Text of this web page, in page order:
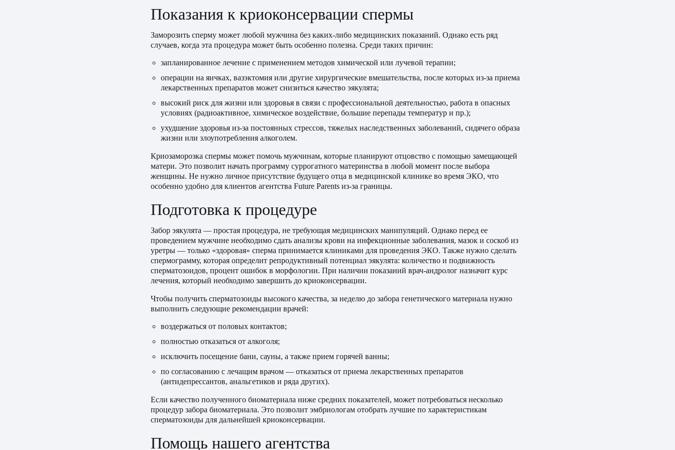
Показания к криоконсервации спермы
Заморозить сперму может любой мужчина без каких-либо медицинских показаний. Однако есть ряд
случаев, когда эта процедура может быть особенно полезна. Среди таких причин:
запланированное лечение с применением методов химической или лучевой терапии;
операции на яичках, вазэктомия или другие хирургические вмешательства, после которых из-за приема
лекарственных препаратов может снизиться качество эякулята;
высокий риск для жизни или здоровья в связи с профессиональной деятельностью, работа в опасных
условиях (радиоактивное, химическое воздействие, большие перепады температур и пр.);
ухудшение здоровья из-за постоянных стрессов, тяжелых наследственных заболеваний, сидячего образа
жизни или злоупотребления алкоголем.
Криозаморозка спермы может помочь мужчинам, которые планируют отцовство с помощью замещающей
матери. Это позволит начать программу суррогатного материнства в любой момент после выбора
женщины. Не нужно личное присутствие будущего отца в медицинской клинике во время ЭКО, что
особенно удобно для клиентов агентства Future Parents из-за границы.
Подготовка к процедуре
Забор эякулята — простая процедура, не требующая медицинских манипуляций. Однако перед ее
проведением мужчине необходимо сдать анализы крови на инфекционные заболевания, мазок и соскоб из
уретры — только «здоровая» сперма принимается клиниками для проведения ЭКО. Также нужно сделать
спермограмму, которая определит репродуктивный потенциал эякулята: количество и подвижность
сперматозоидов, процент ошибок в морфологии. При наличии показаний врач-андролог назначит курс
лечения, который необходимо завершить до криоконсервации.
Чтобы получить сперматозоиды высокого качества, за неделю до забора генетического материала нужно
выполнить следующие рекомендации врачей:
воздержаться от половых контактов;
полностью отказаться от алкоголя;
исключить посещение бани, сауны, а также прием горячей ванны;
по согласованию с лечащим врачом — отказаться от приема лекарственных препаратов
(антидепрессантов, анальгетиков и ряда других).
Если качество полученного биоматериала ниже средних показателей, может потребоваться несколько
процедур забора биоматериала. Это позволит эмбриологам отобрать лучшие по характеристикам
сперматозоиды для дальнейшей криоконсервации.
Помощь нашего агентства